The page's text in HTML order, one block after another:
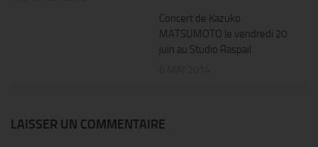
Concert de Kazuko
MATSUMOTO le vendredi 20
juin au Studio Raspail
LAISSER UN COMMENTAIRE